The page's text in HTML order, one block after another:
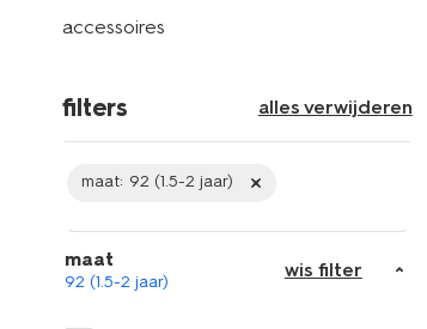
accessoires
filters alles verwijderen
maat: 92 (1.5-2 jaar)
maat
92 (1.5-2 jaar)
wis filter